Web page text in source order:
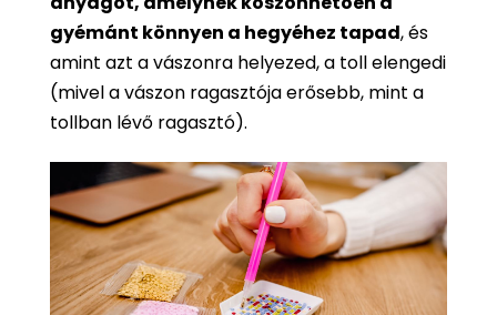
gyémánt könnyen a hegyéhez tapad, és
amint azt a vászonra helyezed, a toll elengedi
(mivel a vászon ragasztója erősebb, mint a
tollban lévő ragasztó).